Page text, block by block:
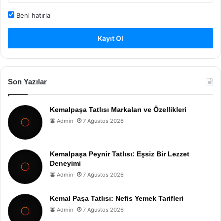
Beni hatırla
Kayıt Ol
Son Yazılar
Kemalpaşa Tatlısı Markaları ve Özellikleri
Admin 7 Ağustos 2026
Kemalpaşa Peynir Tatlısı: Eşsiz Bir Lezzet
Deneyimi
Admin 7 Ağustos 2026
Kemal Paşa Tatlısı: Nefis Yemek Tarifleri
Admin 7 Ağustos 2026